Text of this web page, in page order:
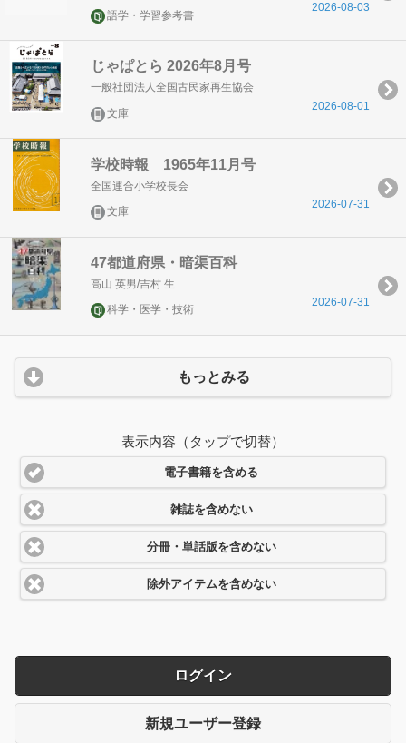
語学・学習参考書
2026-08-03
じゃぱとら 2026年8月号
一般社団法人全国古民家再生協会
文庫
2026-08-01
学校時報 1965年11月号
全国連合小学校長会
文庫
2026-07-31
47都道府県・暗渠百科
高山 英男/吉村 生
科学・医学・技術
2026-07-31
もっとみる
表示内容（タップで切替）
電子書籍を含める
雑誌を含めない
分冊・単話版を含めない
除外アイテムを含めない
ログイン
新規ユーザー登録